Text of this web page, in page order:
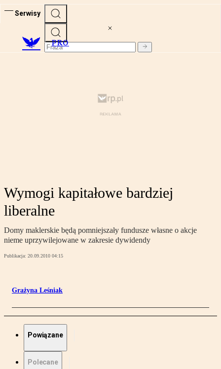
Serwisy
PRO
Wymogi kapitałowe bardziej
liberalne
Domy maklerskie będą pomniejszały fundusze własne o akcje
nieme uprzywilejowane w zakresie dywidendy
Publikacja: 20.09.2010 04:15
Grażyna Leśniak
Powiązane
Polecane